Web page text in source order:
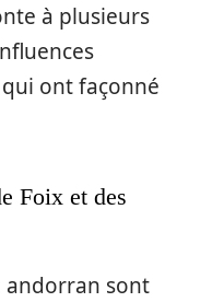
à plusieurs
ont façonné
Foix et des
andorran sont